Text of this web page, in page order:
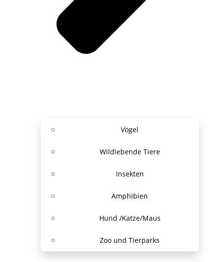
Vögel
Wildlebende Tiere
Insekten
Amphibien
Hund /Katze/Maus
Zoo und Tierparks